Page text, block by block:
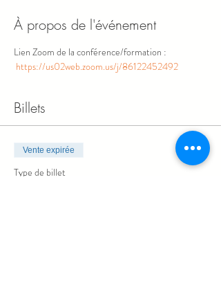
À propos de l'événement
Lien Zoom de la conférence/formation :
https://us02web.zoom.us/j/86122452492
Billets
Vente expirée
Type de billet